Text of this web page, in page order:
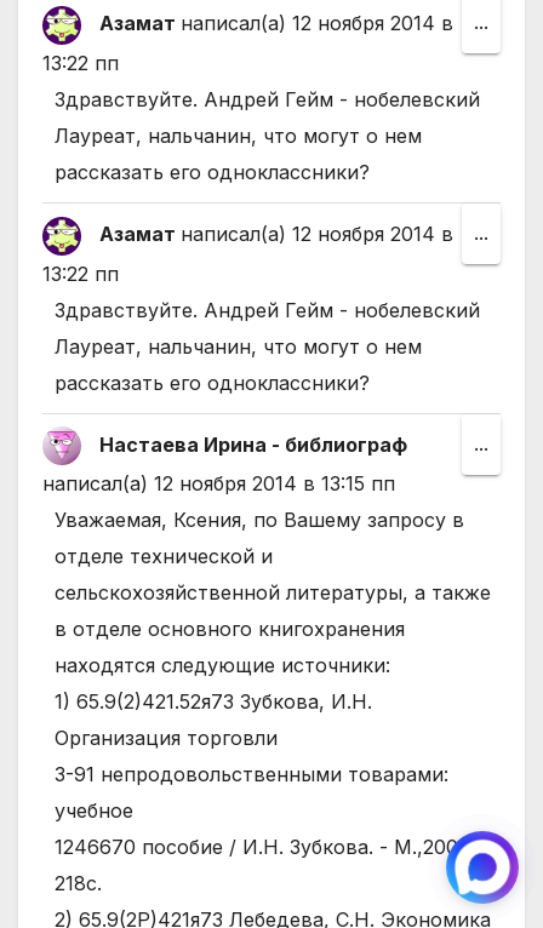
Азамат написал(а) 12 ноября 2014 в
13:22 пп
Здравствуйте. Андрей Гейм - нобелевский
Лауреат, нальчанин, что могут о нем
рассказать его одноклассники?
...
этот
Азамат написал(а) 12 ноября 2014 в
13:22 пп
Здравствуйте. Андрей Гейм - нобелевский
Лауреат, нальчанин, что могут о нем
рассказать его одноклассники?
...
этот
Настаева Ирина - библиограф
написал(а) 12 ноября 2014 в 13:15 пп
Уважаемая, Ксения, по Вашему запросу в
отделе технической и
сельскохозяйственной литературы, а также
в отделе основного книгохранения
находятся следующие источники:
1) 65.9(2)421.52я73 Зубкова, И.Н.
Организация торговли
З-91 непродовольственными товарами:
учебное
1246670 пособие / И.Н. Зубкова. - М.,2000.-
218с.
2) 65.9(2Р)421я73 Лебедева, С.Н. Экономика
...
этот